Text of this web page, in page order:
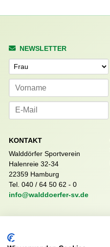
NEWSLETTER
Anrede
KONTAKT
Walddörfer Sportverein
Halenreie 32-34
22359 Hamburg
Tel. 040 / 64 50 62 - 0
info@walddoerfer-sv.de